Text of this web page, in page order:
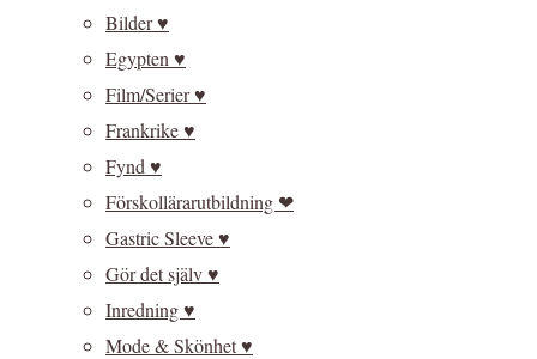
Bilder ♥
Egypten ♥
Film/Serier ♥
Frankrike ♥
Fynd ♥
Förskollärarutbildning ❤
Gastric Sleeve ♥
Gör det själv ♥
Inredning ♥
Mode & Skönhet ♥